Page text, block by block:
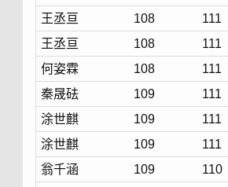
王丞亘 108 111
王丞亘
108 111
何姿霖
108 111
秦晟砝
109 111
涂世麒
109 111
涂世麒
109 111
翁千涵
109 110